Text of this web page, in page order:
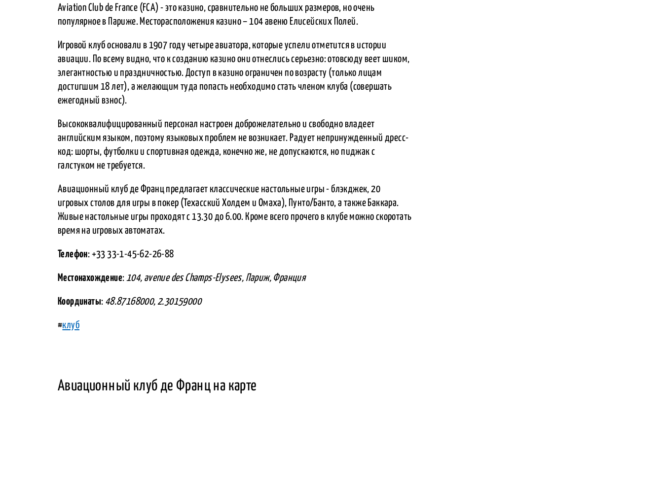
Aviation Club de France (FСА) - это казино, сравнительно не больших размеров, но очень
популярное в Париже. Месторасположения казино – 104 авеню Елисейских Полей.
Игровой клуб основали в 1907 году четыре авиатора, которые успели отметится в истории
авиации. По всему видно, что к созданию казино они отнеслись серьезно: отовсюду веет шиком,
элегантностью и праздничностью. Доступ в казино ограничен по возрасту (только лицам
достигшим 18 лет), а желающим туда попасть необходимо стать членом клуба (совершать
ежегодный взнос).
Высококвалифицированный персонал настроен доброжелательно и свободно владеет
английским языком, поэтому языковых проблем не возникает. Радует непринужденный дресс-
код: шорты, футболки и спортивная одежда, конечно же, не допускаются, но пиджак с
галстуком не требуется.
Авиационный клуб де Франц предлагает классические настольные игры - блэкджек, 20
игровых столов для игры в покер (Техасский Холдем и Омаха), Пунто/Банто, а также Баккара.
Живые настольные игры проходят с 13.30 до 6.00. Кроме всего прочего в клубе можно скоротать
время на игровых автоматах.
Телефон: +33 33-1-45-62-26-88
Местонахождение: 104, avenue des Champs-Elysees, Париж, Франция
Координаты: 48.87168000, 2.30159000
#клуб
Авиационный клуб де Франц на карте